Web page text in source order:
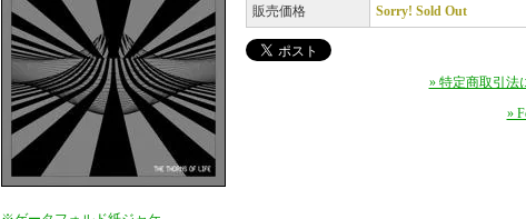
販売価格 Sorry! Sold Out
» 特定商取引法
»